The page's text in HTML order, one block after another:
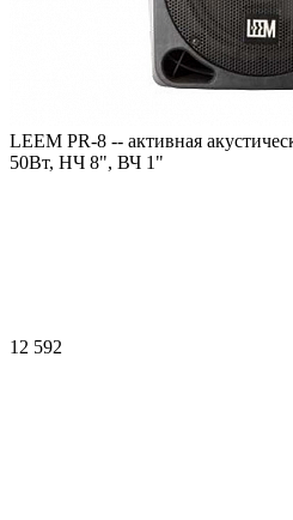
LEEM PR-8 -- активная
50Вт, НЧ 8", ВЧ 1"
12 592